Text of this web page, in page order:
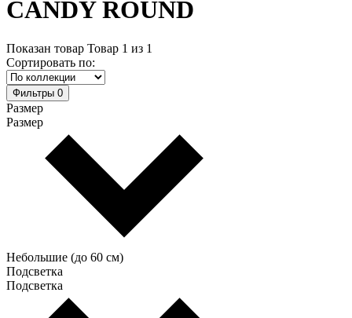
CANDY ROUND
Показан товар Товар 1 из 1
Сортировать по:
Фильтры 0
Размер
Размер
Небольшие (до 60 см)
Подсветка
Подсветка